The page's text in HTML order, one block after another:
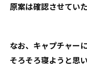
原案は確認させてい
なお、キャプチャー
そろそろ寝ようと思い